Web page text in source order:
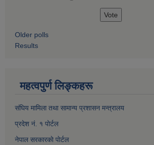
Older polls
Results
महत्वपुर्ण लिङ्कहरू
संघिय मामिला तथा सामान्य प्रशासन मन्त्रालय
प्रदेश नं. १ पाेर्टल
नेपाल सरकारकाे पाेर्टल